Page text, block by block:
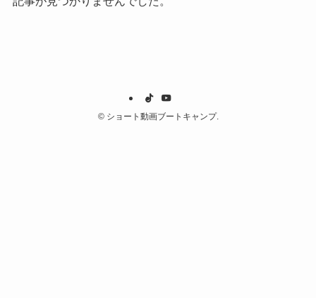
©ショート動画ブートキャンプ.